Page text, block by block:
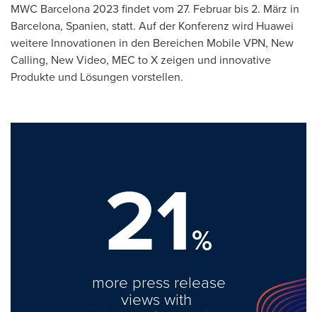
MWC Barcelona 2023 findet vom 27. Februar bis 2. März in
Barcelona, Spanien, statt. Auf der Konferenz wird Huawei
weitere Innovationen in den Bereichen Mobile VPN, New
Calling, New Video, MEC to X zeigen und innovative
Produkte und Lösungen vorstellen.
21%
more press release
views with